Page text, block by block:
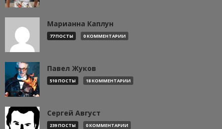
Марианна Каплун
77 ПОСТЫ 0 КОММЕНТАРИИ
Павел Жуков
510 ПОСТЫ 18 КОММЕНТАРИИ
Сергей Август
239 ПОСТЫ 0 КОММЕНТАРИИ